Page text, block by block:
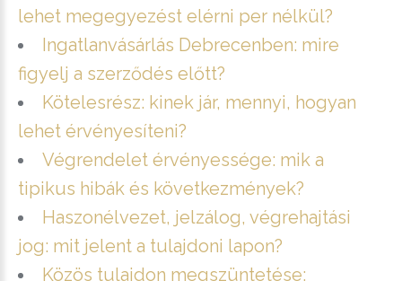
lehet megegyezést elérni per nélkül?
Ingatlanvásárlás Debrecenben: mire
figyelj a szerződés előtt?
Kötelesrész: kinek jár, mennyi, hogyan
lehet érvényesíteni?
Végrendelet érvényessége: mik a
tipikus hibák és következmények?
Haszonélvezet, jelzálog, végrehajtási
jog: mit jelent a tulajdoni lapon?
Közös tulajdon megszüntetése: